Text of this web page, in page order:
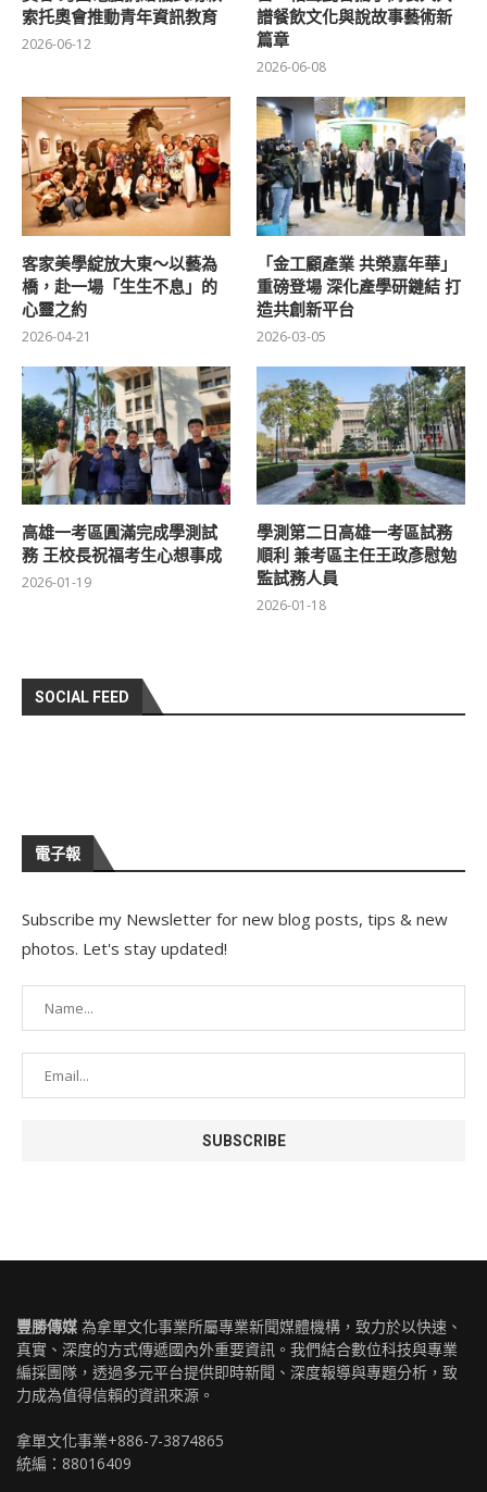
索托奧會推動青年資訊教育
2026-06-12
譜餐飲文化與說故事藝術新
篇章
2026-06-08
客家美學綻放大東～以藝為
橋，赴一場「生生不息」的
心靈之約
2026-04-21
「金工顧產業 共榮嘉年華」
重磅登場 深化產學研鏈結 打
造共創新平台
2026-03-05
高雄一考區圓滿完成學測試
務 王校長祝福考生心想事成
2026-01-19
學測第二日高雄一考區試務
順利 兼考區主任王政彥慰勉
監試務人員
2026-01-18
SOCIAL FEED
電子報
Subscribe my Newsletter for new blog posts, tips & new
photos. Let's stay updated!
豐勝傳媒 為拿單文化事業所屬專業新聞媒體機構，致力於以快速、
真實、深度的方式傳遞國內外重要資訊。我們結合數位科技與專業
編採團隊，透過多元平台提供即時新聞、深度報導與專題分析，致
力成為值得信賴的資訊來源。
拿單文化事業+886-7-3874865
統編：88016409